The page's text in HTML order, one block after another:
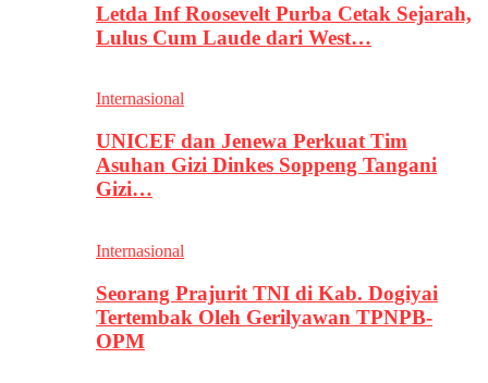
Letda Inf Roosevelt Purba Cetak Sejarah,
Lulus Cum Laude dari West…
Internasional
UNICEF dan Jenewa Perkuat Tim
Asuhan Gizi Dinkes Soppeng Tangani
Gizi…
Internasional
Seorang Prajurit TNI di Kab. Dogiyai
Tertembak Oleh Gerilyawan TPNPB-
OPM